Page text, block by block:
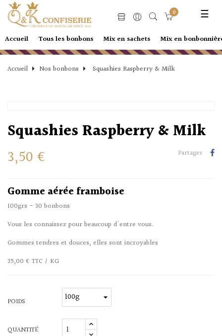
☰
0
Accueil Tous les bonbons Mix en sachets Mix en
Accueil Nos bonbons Squashies Raspberry & Milk
Squashies Raspberry & Milk
3,50 €
Partager
Gomme aérée framboise
100grs - 30 bonbons
Vous les connaissez pour beaucoup d'entre vous.
Gommes tendres et douces, elles sont incroyables
35,00 € TTC / KG
POIDS
QUANTITÉ